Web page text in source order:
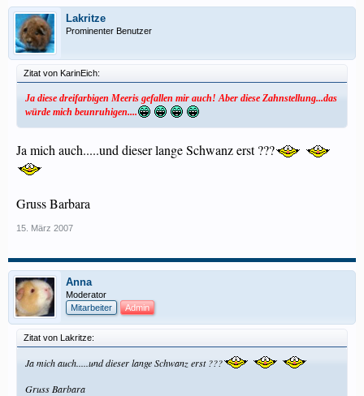
Lakritze
Prominenter Benutzer
Zitat von KarinEich:
Ja diese dreifarbigen Meeris gefallen mir auch! Aber diese Zahnstellung...das
würde mich beunruhigen....
Ja mich auch.....und dieser lange Schwanz erst ???
Gruss Barbara
15. März 2007
Anna
Moderator
Mitarbeiter
Admin
Zitat von Lakritze:
Ja mich auch.....und dieser lange Schwanz erst ???
Gruss Barbara